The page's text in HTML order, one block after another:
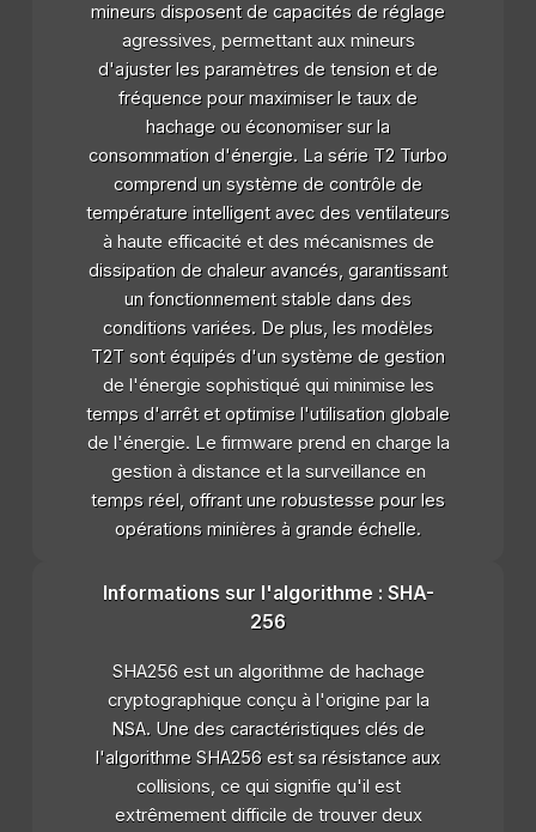
mineurs disposent de capacités de réglage
agressives, permettant aux mineurs
d'ajuster les paramètres de tension et de
fréquence pour maximiser le taux de
hachage ou économiser sur la
consommation d'énergie. La série T2 Turbo
comprend un système de contrôle de
température intelligent avec des ventilateurs
à haute efficacité et des mécanismes de
dissipation de chaleur avancés, garantissant
un fonctionnement stable dans des
conditions variées. De plus, les modèles
T2T sont équipés d'un système de gestion
de l'énergie sophistiqué qui minimise les
temps d'arrêt et optimise l'utilisation globale
de l'énergie. Le firmware prend en charge la
gestion à distance et la surveillance en
temps réel, offrant une robustesse pour les
opérations minières à grande échelle.
Informations sur l'algorithme : SHA-
256
SHA256 est un algorithme de hachage
cryptographique conçu à l'origine par la
NSA. Une des caractéristiques clés de
l'algorithme SHA256 est sa résistance aux
collisions, ce qui signifie qu'il est
extrêmement difficile de trouver deux